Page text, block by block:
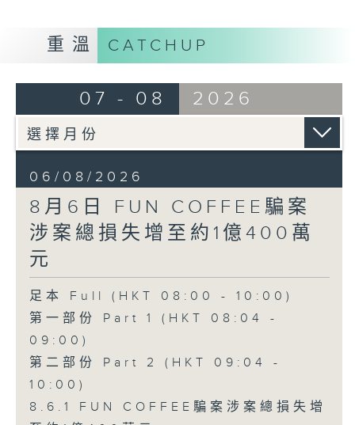
重溫 CATCHUP
07 - 08 2026
06/08/2026
8月6日 FUN COFFEE騙案
涉案總損失增至約1億400萬
元
足本 Full (HKT 08:00 - 10:00)
第一部份 Part 1 (HKT 08:04 -
09:00)
第二部份 Part 2 (HKT 09:04 -
10:00)
8.6.1 FUN COFFEE騙案涉案總損失增